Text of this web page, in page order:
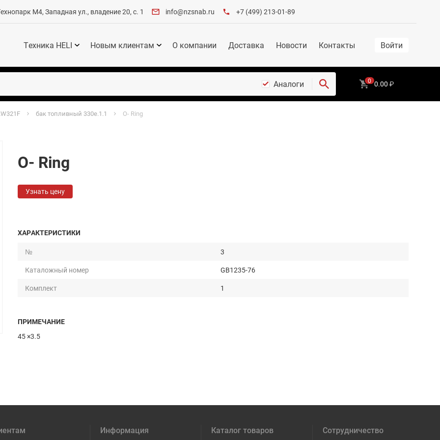
М4, Западная ул., владение 20, с. 1 info@nzsnab.ru +7 (499) 213-01-89
Техника HELI Новым клиентам О компании Доставка Новости Контакты Войти
Аналоги 0 0.00 ₽
бак топливный 330e.1.1 O- Ring
O- Ring
Узнать цену
ХАРАКТЕРИСТИКИ
№
3
Каталожный номер
GB1235-76
Комплект
1
ПРИМЕЧАНИЕ
45 ×3.5
Информация Каталог товаров Сотрудничество